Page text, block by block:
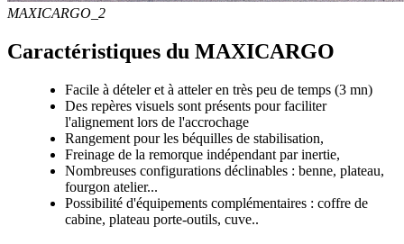
MAXICARGO_2
Caractéristiques du MAXICARGO
Facile à dételer et à atteler en très peu de temps (3 mn)
Des repères visuels sont présents pour faciliter
l'alignement lors de l'accrochage
Rangement pour les béquilles de stabilisation,
Freinage de la remorque indépendant par inertie,
Nombreuses configurations déclinables : benne, plateau,
fourgon atelier...
Possibilité d'équipements complémentaires : coffre de
cabine, plateau porte-outils, cuve..